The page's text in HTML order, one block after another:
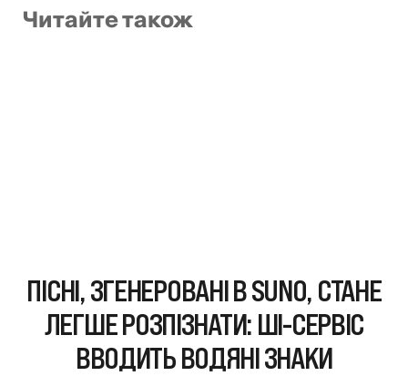
Читайте також
ПІСНІ, ЗГЕНЕРОВАНІ В SUNO, СТАНЕ
ЛЕГШЕ РОЗПІЗНАТИ: ШІ-СЕРВІС
ВВОДИТЬ ВОДЯНІ ЗНАКИ